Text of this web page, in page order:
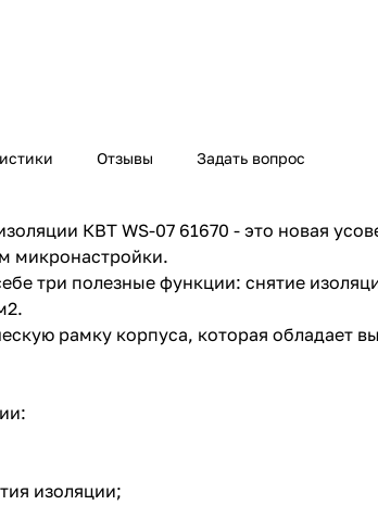
Отзывы Задать вопрос
КВТ WS-07 61670 - это новая
микронастройки.
три полезные функции: снятие
рамку корпуса, которая обладает
изоляции;